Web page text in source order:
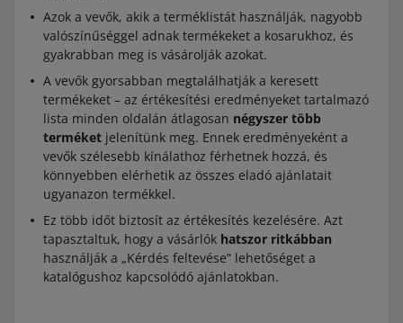
Azok a vevők, akik a terméklistát használják, nagyobb
valószínűséggel adnak termékeket a kosarukhoz, és
gyakrabban meg is vásárolják azokat.
A vevők gyorsabban megtalálhatják a keresett
termékeket – az értékesítési eredményeket tartalmazó
lista minden oldalán átlagosan négyszer több
terméket jelenítünk meg. Ennek eredményeként a
vevők szélesebb kínálathoz férhetnek hozzá, és
könnyebben elérhetik az összes eladó ajánlatait
ugyanazon termékkel.
Ez több időt biztosít az értékesítés kezelésére. Azt
tapasztaltuk, hogy a vásárlók hatszor ritkábban
használják a „Kérdés feltevése” lehetőséget a
katalógushoz kapcsolódó ajánlatokban.